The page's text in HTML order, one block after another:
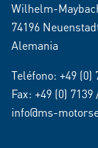
Wilhelm-
74196
Alemania
Teléfono: +49 (0)
Fax: +49 (0)
info@ms-